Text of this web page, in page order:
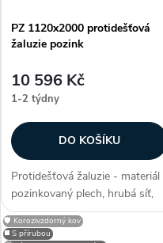
PZ 1120x2000 protidešťová
žaluzie pozink
10 596 Kč
1-2 týdny
DO KOŠÍKU
Protidešťová žaluzie - materiál
pozinkovaný plech, hrubá síť,
efektivní plocha sef 1,6403 m²,
snadno přizpůsobitelné díky
◼️ S přírubou
🛡️ Korozivzdorný kov